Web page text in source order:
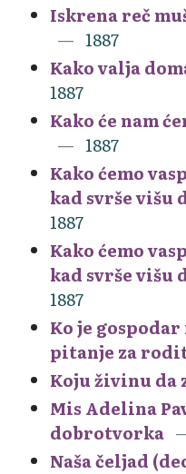
Iskrena reč
1887
Kako valja
1887
Kako će nam
1887
Kako ćemo
kad svrše višu
1887
Kako ćemo
kad svrše višu
1887
Ko je gospodar
pitanje za
Koju živinu da
Mis Adelina
dobrotvorka
Naša čeljad